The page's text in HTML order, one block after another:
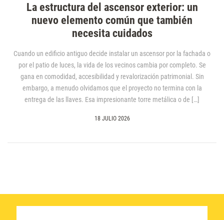
La estructura del ascensor exterior: un
nuevo elemento común que también
necesita cuidados
Cuando un edificio antiguo decide instalar un ascensor por la fachada o
por el patio de luces, la vida de los vecinos cambia por completo. Se
gana en comodidad, accesibilidad y revalorización patrimonial. Sin
embargo, a menudo olvidamos que el proyecto no termina con la
entrega de las llaves. Esa impresionante torre metálica o de […]
18 JULIO 2026